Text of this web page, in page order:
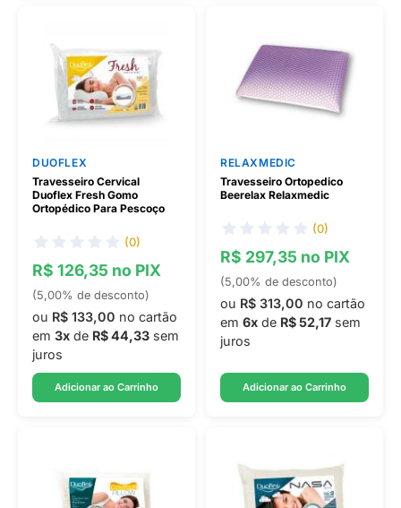
DUOFLEX
Travesseiro Cervical
Duoflex Fresh Gomo
Ortopédico Para Pescoço
(0)
R$ 126,35 no PIX
(5,00% de desconto)
ou R$ 133,00 no cartão
em 3x de R$ 44,33 sem
juros
Adicionar ao Carrinho
RELAXMEDIC
Travesseiro Ortopedico
Beerelax Relaxmedic
(0)
R$ 297,35 no PIX
(5,00% de desconto)
ou R$ 313,00 no cartão
em 6x de R$ 52,17 sem
juros
Adicionar ao Carrinho